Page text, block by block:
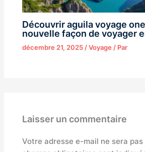
Découvrir aguila voyage
nouvelle façon de voyager
décembre 21, 2025/Voyage / Par
Laisser un commentaire
Votre adresse e-mail ne sera pas